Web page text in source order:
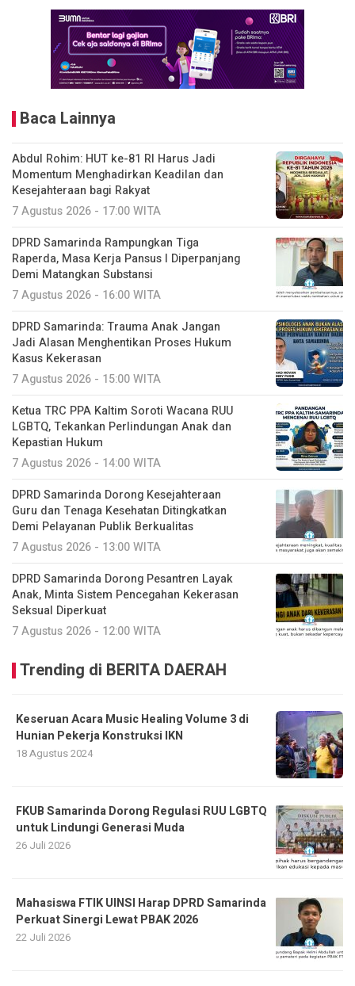
Baca Lainnya
Abdul Rohim: HUT ke-81 RI Harus Jadi
Momentum Menghadirkan Keadilan dan
Kesejahteraan bagi Rakyat
7 Agustus 2026 - 17:00 WITA
DPRD Samarinda Rampungkan Tiga
Raperda, Masa Kerja Pansus I Diperpanjang
Demi Matangkan Substansi
7 Agustus 2026 - 16:00 WITA
DPRD Samarinda: Trauma Anak Jangan
Jadi Alasan Menghentikan Proses Hukum
Kasus Kekerasan
7 Agustus 2026 - 15:00 WITA
Ketua TRC PPA Kaltim Soroti Wacana RUU
LGBTQ, Tekankan Perlindungan Anak dan
Kepastian Hukum
7 Agustus 2026 - 14:00 WITA
DPRD Samarinda Dorong Kesejahteraan
Guru dan Tenaga Kesehatan Ditingkatkan
Demi Pelayanan Publik Berkualitas
7 Agustus 2026 - 13:00 WITA
DPRD Samarinda Dorong Pesantren Layak
Anak, Minta Sistem Pencegahan Kekerasan
Seksual Diperkuat
7 Agustus 2026 - 12:00 WITA
Trending di BERITA DAERAH
Keseruan Acara Music Healing Volume 3 di
Hunian Pekerja Konstruksi IKN
18 Agustus 2024
FKUB Samarinda Dorong Regulasi RUU LGBTQ
untuk Lindungi Generasi Muda
26 Juli 2026
Mahasiswa FTIK UINSI Harap DPRD Samarinda
Perkuat Sinergi Lewat PBAK 2026
22 Juli 2026